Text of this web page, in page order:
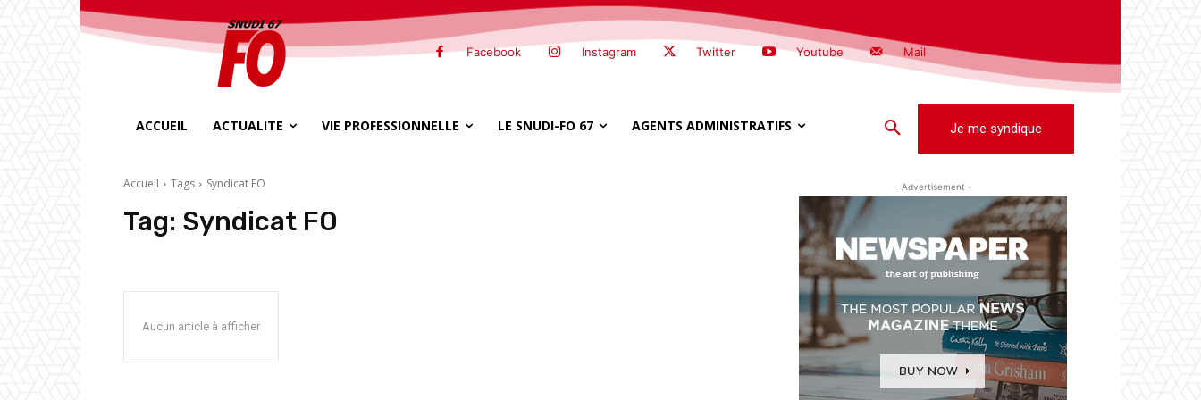
Facebook Instagram Twitter Youtube Mail
ACCUEIL ACTUALITE VIE PROFESSIONNELLE LE SNUDI-FO 67 AGENTS ADMINISTRATIFS Je me syndique
Accueil Tags Syndicat FO
Tag: Syndicat FO
Aucun article à afficher
- Advertisement -